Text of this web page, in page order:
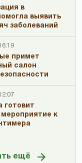
в
выявить
заболеваний
примет
салон
готовит
к
ещё